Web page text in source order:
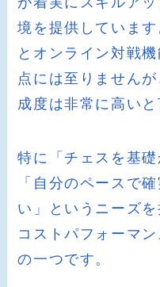
境を提供していま
とオンライン対戦
点には至りません
成度は非常に高いと
特に「チェスを基礎
「自分のペースで
い」というニーズ
コストパフォーマ
の一つです。